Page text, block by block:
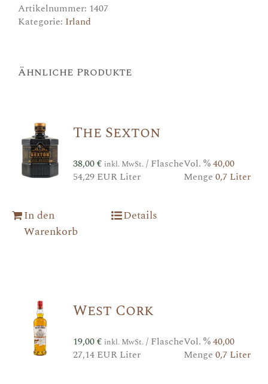
Artikelnummer: 1407
Kategorie: Irland
Ähnliche Produkte
The Sexton
38,00€ inkl. MwSt./ Flasche
54,29 EUR Liter
Vol. %40,00
Menge 0,7 Liter
In den
Warenkorb
Details
West Cork
19,00€ inkl. MwSt./ Flasche
27,14 EUR Liter
Vol. %40,00
Menge 0,7 Liter